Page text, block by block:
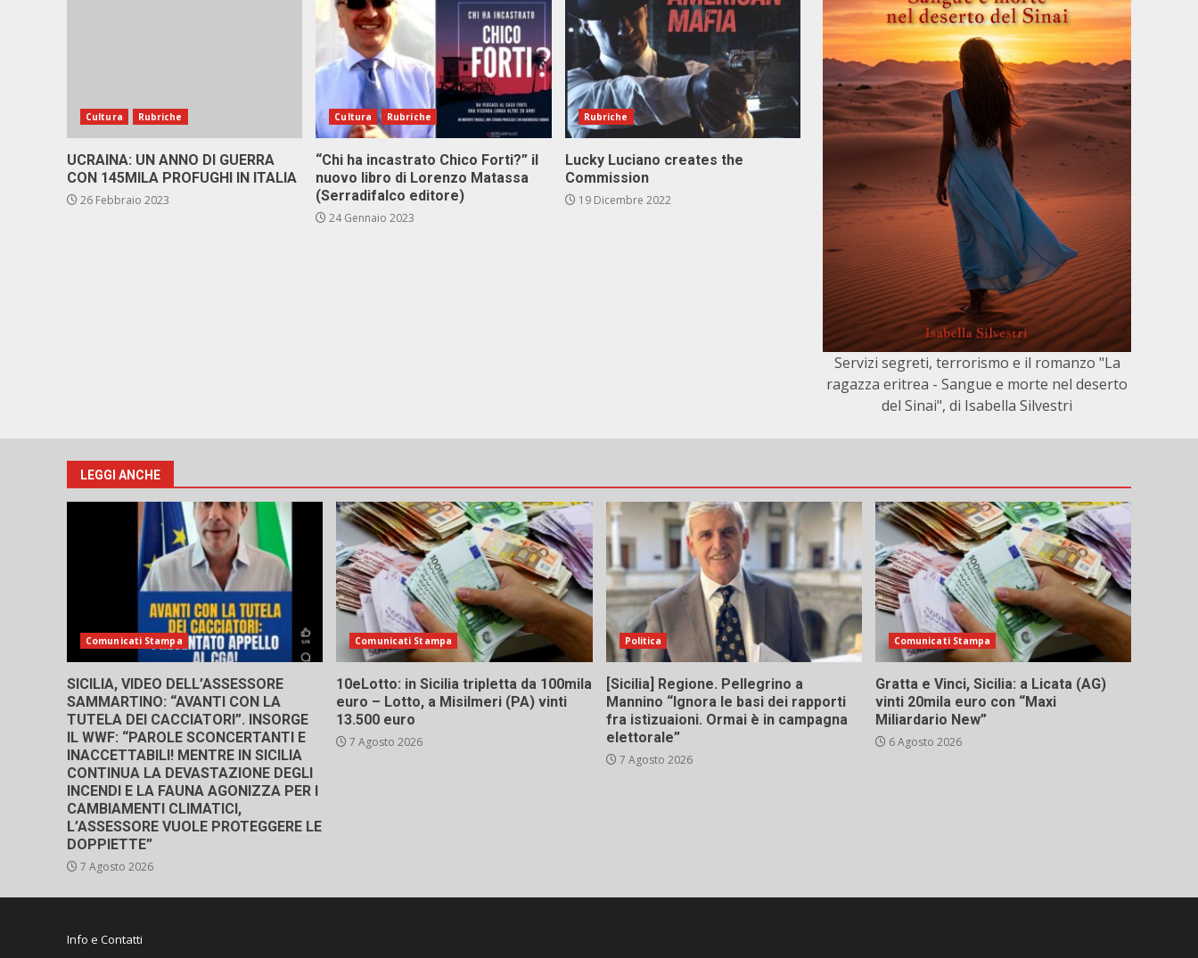
Cultura Rubriche
UCRAINA: UN ANNO DI GUERRA
CON 145MILA PROFUGHI IN ITALIA
26 Febbraio 2023
Cultura Rubriche
“Chi ha in­ca­stra­to Chi­co For­ti?” il
nuo­vo li­bro di Lo­ren­zo Ma­tas­sa
(Ser­ra­di­fal­co edi­to­re)
24 Gennaio 2023
Rubriche
Lucky Luciano creates the
Commission
19 Dicembre 2022
Servizi segreti, terrorismo e il romanzo "La
ragazza eritrea - Sangue e morte nel deserto
del Sinai", di Isabella Silvestri
LEGGI ANCHE
Comunicati Stampa
SICILIA, VIDEO DELL’ASSESSORE
SAMMARTINO: “AVANTI CON LA
TUTELA DEI CACCIATORI”. INSORGE
IL WWF: “PAROLE SCONCERTANTI E
INACCETTABILI! MENTRE IN SICILIA
CONTINUA LA DEVASTAZIONE DEGLI
INCENDI E LA FAUNA AGONIZZA PER I
CAMBIAMENTI CLIMATICI,
L’ASSESSORE VUOLE PROTEGGERE LE
DOPPIETTE”
7 Agosto 2026
Comunicati Stampa
10eLotto: in Sicilia tripletta da 100mila
euro – Lotto, a Misilmeri (PA) vinti
13.500 euro
7 Agosto 2026
Politica
[Sicilia] Regione. Pellegrino a
Mannino “Ignora le basi dei rapporti
fra istizuaioni. Ormai è in campagna
elettorale”
7 Agosto 2026
Comunicati Stampa
Gratta e Vinci, Sicilia: a Licata (AG)
vinti 20mila euro con “Maxi
Miliardario New”
6 Agosto 2026
Info e Contatti